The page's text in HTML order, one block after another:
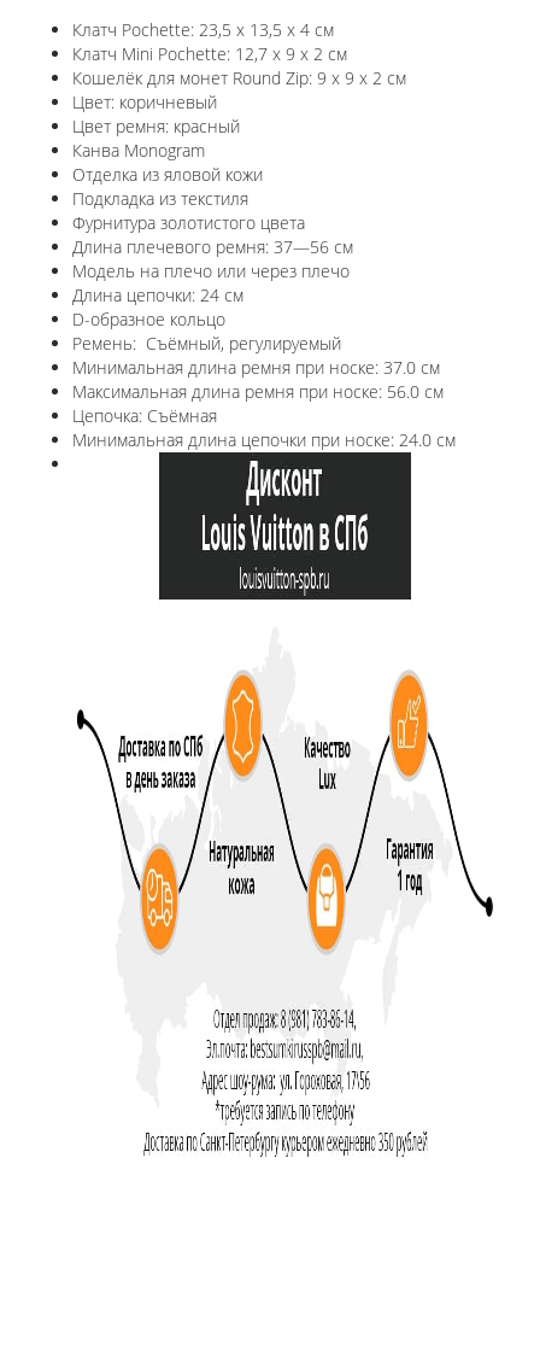
Клатч Pochette: 23,5 х 13,5 х 4 см
Клатч Mini Pochette: 12,7 х 9 х 2 см
Кошелёк для монет Round Zip: 9 х 9 х 2 см
Цвет: коричневый
Цвет ремня: красный
Канва Monogram
Отделка из яловой кожи
Подкладка из текстиля
Фурнитура золотистого цвета
Длина плечевого ремня: 37—56 см
Модель на плечо или через плечо
Длина цепочки: 24 см
D-образное кольцо
Ремень: Съёмный, регулируемый
Минимальная длина ремня при носке: 37.0 см
Максимальная длина ремня при носке: 56.0 см
Цепочка: Съёмная
Минимальная длина цепочки при носке: 24.0 см